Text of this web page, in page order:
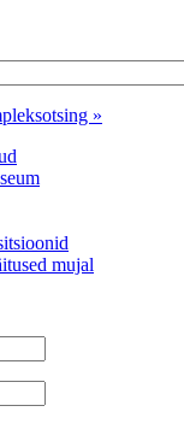
»
mujal